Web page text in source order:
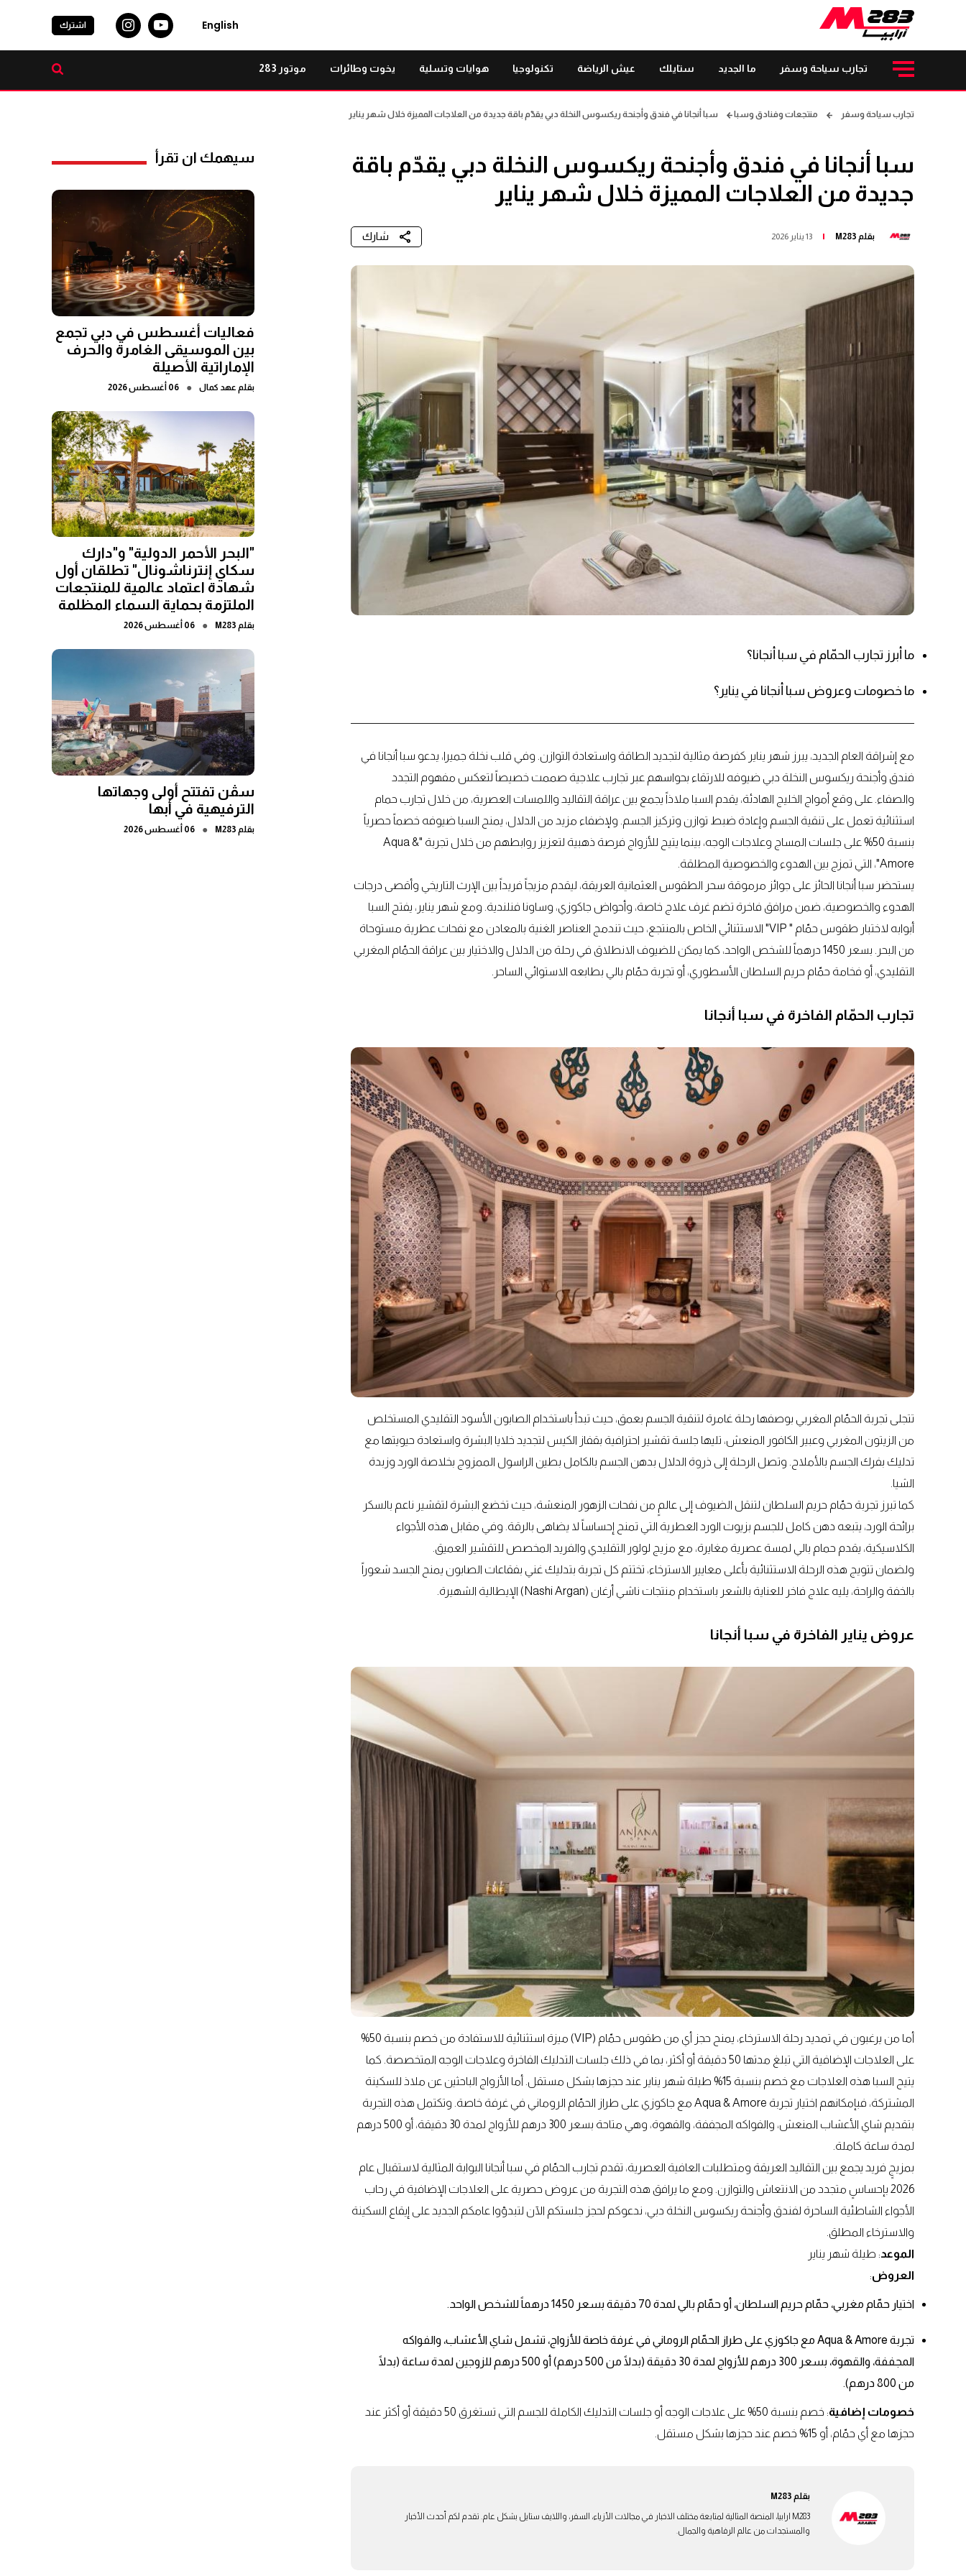
English اشترك
تجارب سياحة وسفر ما الجديد ستايلك عيش الرياضة تكنولوجيا هوايات وتسلية يخوت وطائرات موتور 283
تجارب سياحة وسفر منتجعات وفنادق وسبا سبا أنجانا في فندق وأجنحة ريكسوس النخلة دبي يقدّم باقة جديدة من العلاجات المميزة خلال شهر يناير
سبا أنجانا في فندق وأجنحة ريكسوس النخلة دبي يقدّم باقة
جديدة من العلاجات المميزة خلال شهر يناير
بقلم M283 13 يناير 2026 شارك
ما أبرز تجارب الحمّام في سبا أنجانا؟
ما خصومات وعروض سبا أنجانا في يناير؟
مع إشراقة العام الجديد، يبرز شهر يناير كفرصة مثالية لتجديد الطاقة واستعادة التوازن. وفي قلب نخلة جميرا، يدعو سبا أنجانا في
فندق وأجنحة ريكسوس النخلة دبي ضيوفه للارتقاء بحواسهم عبر تجارب علاجية صممت خصيصاً لتعكس مفهوم التجدد
والصفاء. على وقع أمواج الخليج الهادئة، يقدم السبا ملاذاً يجمع بين عراقة التقاليد واللمسات العصرية، من خلال تجارب حمام
استثنائية تعمل على تنقية الجسم وإعادة ضبط توازن وتركيز الجسم. ولإضفاء مزيد من الدلال، يمنح السبا ضيوفه خصماً حصرياً
بنسبة 50% على جلسات المساج وعلاجات الوجه، بينما يتيح للأزواج فرصة ذهبية لتعزيز روابطهم من خلال تجربة "Aqua &
Amore"، التي تمزج بين الهدوء والخصوصية المطلقة.
يستحضر سبا أنجانا الحائز على جوائز مرموقة سحر الطقوس العثمانية العريقة، ليقدم مزيجاً فريداً بين الإرث التاريخي وأقصى درجات
الهدوء والخصوصية، ضمن مرافق فاخرة تضم غرف علاج خاصة، وأحواض جاكوزي، وساونا فنلندية. ومع شهر يناير، يفتح السبا
أبوابه لاختبار طقوس حمّام " VIP" الاستثنائي الخاص بالمنتجع، حيث تندمج العناصر الغنية بالمعادن مع نفحات عطرية مستوحاة
من البحر. بسعر 1450 درهماً للشخص الواحد، كما يمكن للضيوف الانطلاق في رحلة من الدلال والاختيار بين عراقة الحمّام المغربي
التقليدي، أو فخامة حمّام حريم السلطان الأسطوري، أو تجربة حمّام بالي بطابعه الاستوائي الساحر.
تجارب الحمّام الفاخرة في سبا أنجانا
تتجلى تجربة الحمّام المغربي بوصفها رحلة غامرة لتنقية الجسم بعمق، حيث تبدأ باستخدام الصابون الأسود التقليدي المستخلص
من الزيتون المغربي وعبير الكافور المنعش، تليها جلسة تقشير احترافية بقفاز الكيس لتجديد خلايا البشرة واستعادة حيويتها مع
تدليك بفرك الجسم بالأملاح. وتصل الرحلة إلى ذروة الدلال بدهن الجسم بالكامل بطين الراسول الممزوج بخلاصة الورد وزبدة
الشيا.
كما تبرز تجربة حمّام حريم السلطان لتنقل الضيوف إلى عالمٍ من نفحات الزهور المنعشة، حيث تخضع البشرة لتقشير ناعم بالسكر
برائحة الورد، يتبعه دهن كامل للجسم بزيوت الورد العطرية التي تمنح إحساساً لا يضاهى بالرقة. وفي مقابل هذه الأجواء
الكلاسيكية، يقدم حمام بالي لمسة عصرية مغايرة، مع مزيج لولور التقليدي والفريد المخصص للتقشير العميق.
ولضمان تتويج هذه الرحلة الاستثنائية بأعلى معايير الاسترخاء، تختتم كل تجربة بتدليك غني بفقاعات الصابون يمنح الجسد شعوراً
بالخفة والراحة، يليه علاج فاخر للعناية بالشعر باستخدام منتجات ناشي أرغان (Nashi Argan) الإيطالية الشهيرة.
عروض يناير الفاخرة في سبا أنجانا
أما من يرغبون في تمديد رحلة الاسترخاء، يمنح حجز أي من طقوس حمّام (VIP) ميزة استثنائية للاستفادة من خصم بنسبة 50%
على العلاجات الإضافية التي تبلغ مدتها 50 دقيقة أو أكثر، بما في ذلك جلسات التدليك الفاخرة وعلاجات الوجه المتخصصة. كما
يتيح السبا هذه العلاجات مع خصم بنسبة 15% طيلة شهر يناير عند حجزها بشكل مستقل. أما الأزواج الباحثين عن ملاذ للسكينة
المشتركة، فبإمكانهم اختيار تجربة Aqua & Amore مع جاكوزي على طراز الحمّام الروماني في غرفة خاصة. وتكتمل هذه التجربة
بتقديم شاي الأعشاب المنعش، والفواكه المجففة، والقهوة، وهي متاحة بسعر 300 درهم للأزواج لمدة 30 دقيقة، أو 500 درهم
لمدة ساعة كاملة.
بمزيجٍ فريد يجمع بين التقاليد العريقة ومتطلبات العافية العصرية، تقدم تجارب الحمّام في سبا أنجانا البوابة المثالية لاستقبال عام
2026 بإحساسٍ متجدد من الانتعاش والتوازن. ومع ما يرافق هذه التجربة من عروض حصرية على العلاجات الإضافية في رحاب
الأجواء الشاطئية الساحرة لفندق وأجنحة ريكسوس النخلة دبي، ندعوكم لحجز جلستكم الآن لتبدؤوا عامكم الجديد على إيقاع السكينة
والاسترخاء المطلق.
الموعد: طيلة شهر يناير
العروض:
اختيار حمّام مغربي، حمّام حريم السلطان، أو حمّام بالي لمدة 70 دقيقة بسعر 1450 درهماً للشخص الواحد.
تجربة Aqua & Amore مع جاكوزي على طراز الحمّام الروماني في غرفة خاصة للأزواج، تشمل شاي الأعشاب، والفواكه
المجففة، والقهوة، بسعر 300 درهم للأزواج لمدة 30 دقيقة (بدلًا من 500 درهم) أو 500 درهم للزوجين لمدة ساعة (بدلًا
من 800 درهم).
خصومات إضافية
: خصم بنسبة 50% على علاجات الوجه أو جلسات التدليك الكاملة للجسم التي تستغرق 50 دقيقة أو أكثر عند
حجزها مع أي حمّام، أو 15% خصم عند حجزها بشكل مستقل.
بقلم M283
M283 ارابيا، المنصة المثالية لمتابعة مختلف الاخبار في مجالات الأزياء، السفر، واللايف ستايل بشكل عام. تقدم لكم أحدث الأخبار
والمستجدات من عالم الرفاهية والجمال.
سيهمك ان تقرأ
فعاليات أغسطس في دبي تجمع
بين الموسيقى الغامرة والحرف
الإماراتية الأصيلة
بقلم عهد كمال ● 06 أغسطس 2026
"البحر الأحمر الدولية" و"دارك
سكاي إنترناشونال" تطلقان أول
شهادة اعتماد عالمية للمنتجعات
الملتزمة بحماية السماء المظلمة
بقلم M283
● 06 أغسطس 2026
سڤن تفتتح أولى وجهاتها
الترفيهية في أبها
بقلم M283
● 06 أغسطس 2026